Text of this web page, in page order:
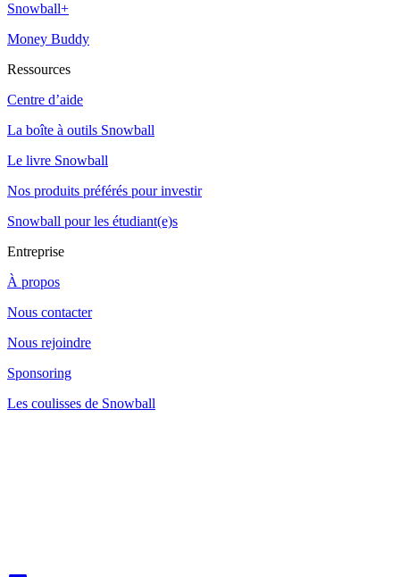
Snowball+
Money Buddy
Ressources
Centre d’aide
La boîte à outils Snowball
Le livre Snowball
Nos produits préférés pour investir
Snowball pour les étudiant(e)s
Entreprise
À propos
Nous contacter
Nous rejoindre
Sponsoring
Les coulisses de Snowball